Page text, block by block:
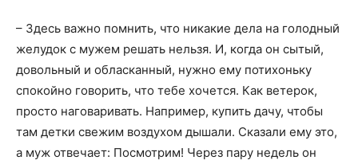
– Здесь важно помнить, что никакие дела на голодный
желудок с мужем решать нельзя. И, когда он сытый,
довольный и обласканный, нужно ему потихоньку
спокойно говорить, что тебе хочется. Как ветерок,
просто наговаривать. Например, купить дачу, чтобы
там детки свежим воздухом дышали. Сказали ему это,
а муж отвечает: Посмотрим! Через пару недель он